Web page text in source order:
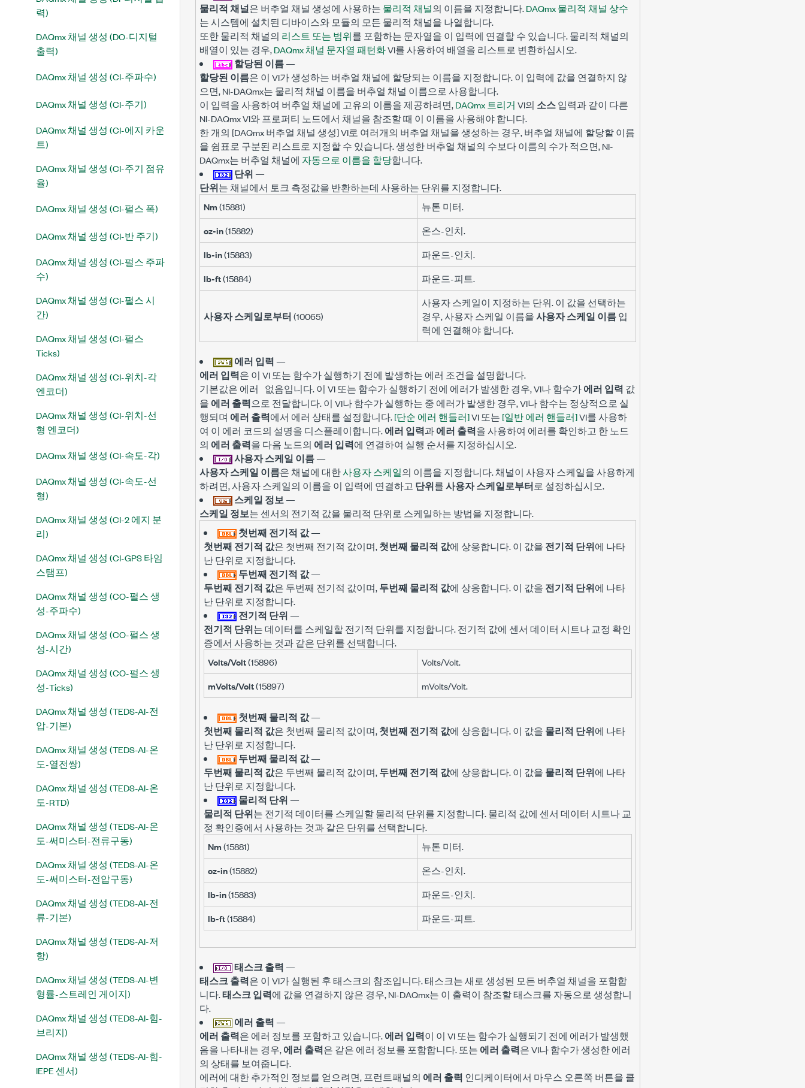
력)
DAQmx 채널 생성 (DO-디지털
출력)
DAQmx 채널 생성 (CI-주파수)
DAQmx 채널 생성 (CI-주기)
DAQmx 채널 생성 (CI-에지 카운
트)
DAQmx 채널 생성 (CI-주기 점유
율)
DAQmx 채널 생성 (CI-펄스 폭)
DAQmx 채널 생성 (CI-반 주기)
DAQmx 채널 생성 (CI-펄스 주파
수)
DAQmx 채널 생성 (CI-펄스 시
간)
DAQmx 채널 생성 (CI-펄스
Ticks)
DAQmx 채널 생성 (CI-위치-각
엔코더)
DAQmx 채널 생성 (CI-위치-선
형 엔코더)
DAQmx 채널 생성 (CI-속도-각)
DAQmx 채널 생성 (CI-속도-선
형)
DAQmx 채널 생성 (CI-2 에지 분
리)
DAQmx 채널 생성 (CI-GPS 타임
스탬프)
DAQmx 채널 생성 (CO-펄스 생
성-주파수)
DAQmx 채널 생성 (CO-펄스 생
성-시간)
DAQmx 채널 생성 (CO-펄스 생
성-Ticks)
DAQmx 채널 생성 (TEDS-AI-전
압-기본)
DAQmx 채널 생성 (TEDS-AI-온
도-열전쌍)
DAQmx 채널 생성 (TEDS-AI-온
도-RTD)
DAQmx 채널 생성 (TEDS-AI-온
도-써미스터-전류구동)
DAQmx 채널 생성 (TEDS-AI-온
도-써미스터-전압구동)
DAQmx 채널 생성 (TEDS-AI-전
류-기본)
DAQmx 채널 생성 (TEDS-AI-저
항)
DAQmx 채널 생성 (TEDS-AI-변
형률-스트레인 게이지)
DAQmx 채널 생성 (TEDS-AI-힘-
브리지)
DAQmx 채널 생성 (TEDS-AI-힘-
IEPE 센서)
물리적 채널은 버추얼 채널 생성에 사용하는 물리적 채널의 이름을 지정합니다.DAQmx 물리적 채널 상수
는 시스템에 설치된 디바이스와 모듈의 모든 물리적 채널을 나열합니다.
또한 물리적 채널의 리스트 또는 범위를 포함하는 문자열을 이 입력에 연결할 수 있습니다. 물리적 채널의
배열이 있는 경우,DAQmx 채널 문자열 패턴화VI를 사용하여 배열을 리스트로 변환하십시오.
할당된 이름—
할당된 이름은 이 VI가 생성하는 버추얼 채널에 할당되는 이름을 지정합니다. 이 입력에 값을 연결하지 않
으면, NI-DAQmx는 물리적 채널 이름을 버추얼 채널 이름으로 사용합니다.
이 입력을 사용하여 버추얼 채널에 고유의 이름을 제공하려면,DAQmx 트리거 VI의 소스입력과 같이 다른
NI-DAQmx VI와 프로퍼티 노드에서 채널을 참조할 때 이 이름을 사용해야 합니다.
한 개의 [DAQmx 버추얼 채널 생성] VI로 여러개의 버추얼 채널을 생성하는 경우, 버추얼 채널에 할당할 이름
을 쉼표로 구분된 리스트로 지정할 수 있습니다. 생성한 버추얼 채널의 수보다 이름의 수가 적으면, NI-
DAQmx는 버추얼 채널에 자동으로 이름을 할당합니다.
단위 —
단위는 채널에서 토크 측정값을 반환하는데 사용하는 단위를 지정합니다.
Nm(15881)
뉴톤 미터.
oz-in(15882)
온스-인치.
lb-in(15883)
파운드-인치.
lb-ft(15884) 파운드-피트.
사용자 스케일로부터(10065)
사용자 스케일이 지정하는 단위. 이 값을 선택하는
경우, 사용자 스케일 이름을사용자 스케일 이름입
력에 연결해야 합니다.
에러 입력 —
에러 입력은 이 VI 또는 함수가 실행하기 전에 발생하는 에러 조건을 설명합니다.
기본값은 에러 없음입니다. 이 VI 또는 함수가 실행하기 전에 에러가 발생한 경우, VI나 함수가에러 입력 값
을 에러 출력으로 전달합니다. 이 VI나 함수가 실행하는 중 에러가 발생한 경우, VI나 함수는 정상적으로 실
행되며 에러 출력에서 에러 상태를 설정합니다.[단순 에러 핸들러]VI 또는 [일반 에러 핸들러]VI를 사용하
여 이 에러 코드의 설명을 디스플레이합니다.에러 입력과에러 출력을 사용하여 에러를 확인하고 한 노드
의 에러 출력을 다음 노드의 에러 입력에 연결하여 실행 순서를 지정하십시오.
사용자 스케일 이름—
사용자 스케일 이름은 채널에 대한사용자 스케일의 이름을 지정합니다. 채널이 사용자 스케일을 사용하게
하려면, 사용자 스케일의 이름을 이 입력에 연결하고 단위를사용자 스케일로부터로 설정하십시오.
스케일 정보 —
스케일 정보는 센서의 전기적 값을 물리적 단위로 스케일하는 방법을 지정합니다.
첫번째 전기적 값—
첫번째 전기적 값은 첫번째 전기적 값이며,첫번째 물리적 값에 상응합니다. 이 값을 전기적 단위에 나타
난 단위로 지정합니다.
두번째 전기적 값—
두번째 전기적 값은 두번째 전기적 값이며,두번째 물리적 값에 상응합니다. 이 값을 전기적 단위에 나타
난 단위로 지정합니다.
전기적 단위 —
전기적 단위는 데이터를 스케일할 전기적 단위를 지정합니다. 전기적 값에 센서 데이터 시트나 교정 확인
증에서 사용하는 것과 같은 단위를 선택합니다.
Volts/Volt(15896)
Volts/Volt.
mVolts/Volt(15897) mVolts/Volt.
첫번째 물리적 값—
첫번째 물리적 값은 첫번째 물리적 값이며,첫번째 전기적 값에 상응합니다. 이 값을 물리적 단위에 나타
난 단위로 지정합니다.
두번째 물리적 값—
두번째 물리적 값은 두번째 물리적 값이며,두번째 전기적 값에 상응합니다. 이 값을 물리적 단위에 나타
난 단위로 지정합니다.
물리적 단위 —
물리적 단위는 전기적 데이터를 스케일할 물리적 단위를 지정합니다. 물리적 값에 센서 데이터 시트나 교
정 확인증에서 사용하는 것과 같은 단위를 선택합니다.
Nm(15881)
뉴톤 미터.
oz-in(15882)
온스-인치.
lb-in(15883)
파운드-인치.
lb-ft(15884) 파운드-피트.
태스크 출력 —
태스크 출력은 이 VI가 실행된 후 태스크의 참조입니다. 태스크는 새로 생성된 모든 버추얼 채널을 포함합
니다.태스크 입력에 값을 연결하지 않은 경우, NI-DAQmx는 이 출력이 참조할 태스크를 자동으로 생성합니
다.
에러 출력 —
에러 출력은 에러 정보를 포함하고 있습니다.에러 입력이 이 VI 또는 함수가 실행되기 전에 에러가 발생했
음을 나타내는 경우,에러 출력은 같은 에러 정보를 포함합니다. 또는 에러 출력은 VI나 함수가 생성한 에러
의 상태를 보여줍니다.
에러에 대한 추가적인 정보를 얻으려면, 프런트패널의 에러 출력 인디케이터에서 마우스 오른쪽 버튼을 클